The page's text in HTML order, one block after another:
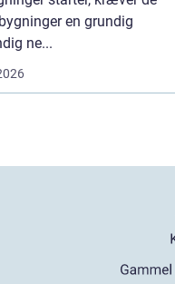
en grundig
ne...